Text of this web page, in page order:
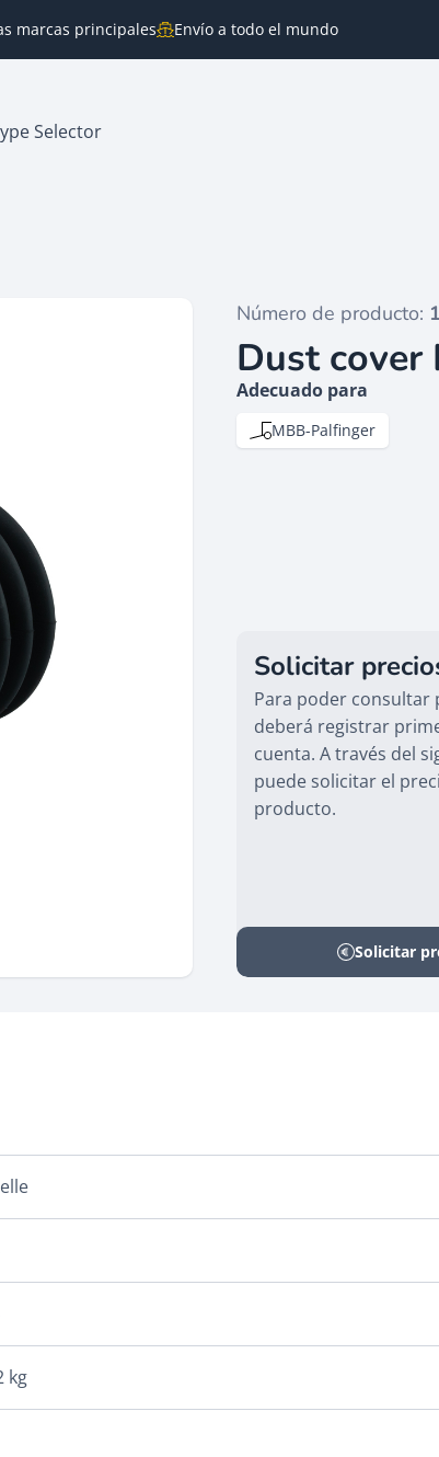
marcas principales Envío a todo el mundo
Selector
Número de producto:
Dust cover
Adecuado para
MBB-Palfinger
Solicitar
Para poder consultar
deberá registrar
cuenta. A través del
puede solicitar el
producto.
Solicitar
kg